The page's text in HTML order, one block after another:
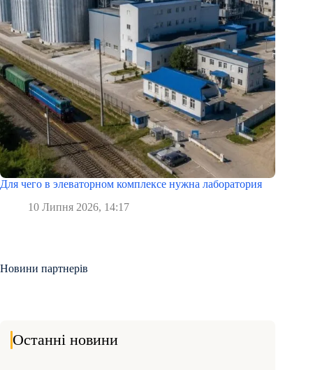
Для чего в элеваторном комплексе нужна лаборатория
10 Липня 2026, 14:17
Новини партнерів
Останні новини